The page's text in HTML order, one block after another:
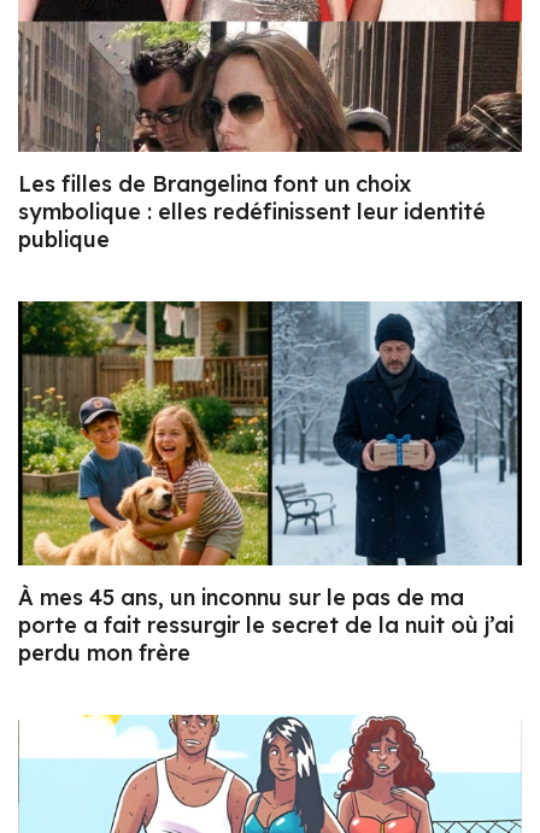
Les filles de Brangelina font un choix
symbolique : elles redéfinissent leur identité
publique
À mes 45 ans, un inconnu sur le pas de ma
porte a fait ressurgir le secret de la nuit où j’ai
perdu mon frère